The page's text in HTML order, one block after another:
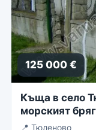
125 000 €
Къща в село
морският бряг
📍 Тюленово